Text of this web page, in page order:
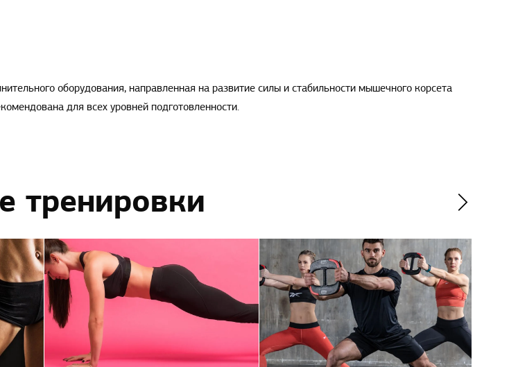
оборудования, направленная на развитие силы и стабильности мышечного корсета
для всех уровней подготовленности.
тренировки